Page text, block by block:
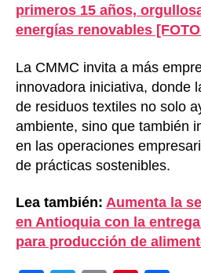
primeros 15 años,
energías renovables
La CMMC invita a más
innovadora iniciativa, donde
de residuos textiles no solo
ambiente, sino que también
en las operaciones
de prácticas sostenibles.
Lea también: Aumenta la
en Antioquia con la
para producción de